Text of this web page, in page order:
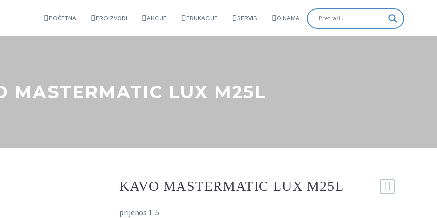
POČETNA PROIZVODI AKCIJE EDUKACIJE SERVIS O NAMA
MASTERMATIC LUX M25L
KAVO MASTERMATIC LUX M25L
prijenos 1: 5